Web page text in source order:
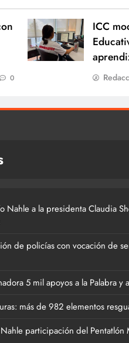
0
ICC
Nahle a la presidenta Claudia
de policías con vocación de
5 mil apoyos a la Palabra y
más de 982 elementos
Nahle participación del